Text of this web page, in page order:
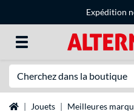
Expédition
Page d'accueil
Jouets Meilleures